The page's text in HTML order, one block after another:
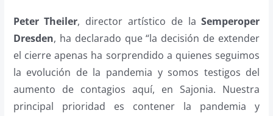
Peter Theiler, director artístico de laSemperoper
Dresden, ha declarado que “la decisión de extender
el cierre apenas ha sorprendido a quienes seguimos
la evolución de la pandemia y somos testigos del
aumento de contagios aquí, en Sajonia. Nuestra
principal prioridad es contener la pandemia y